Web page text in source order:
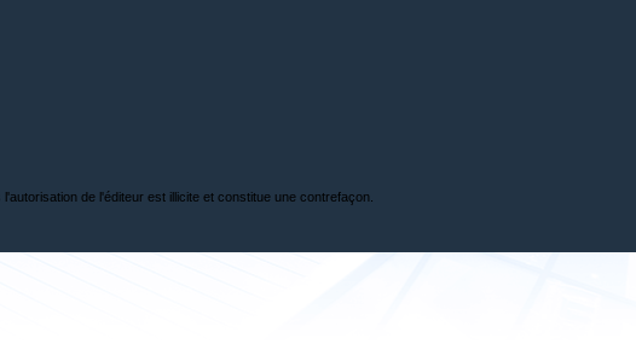
de l'éditeur est illicite et constitue une contrefaçon.